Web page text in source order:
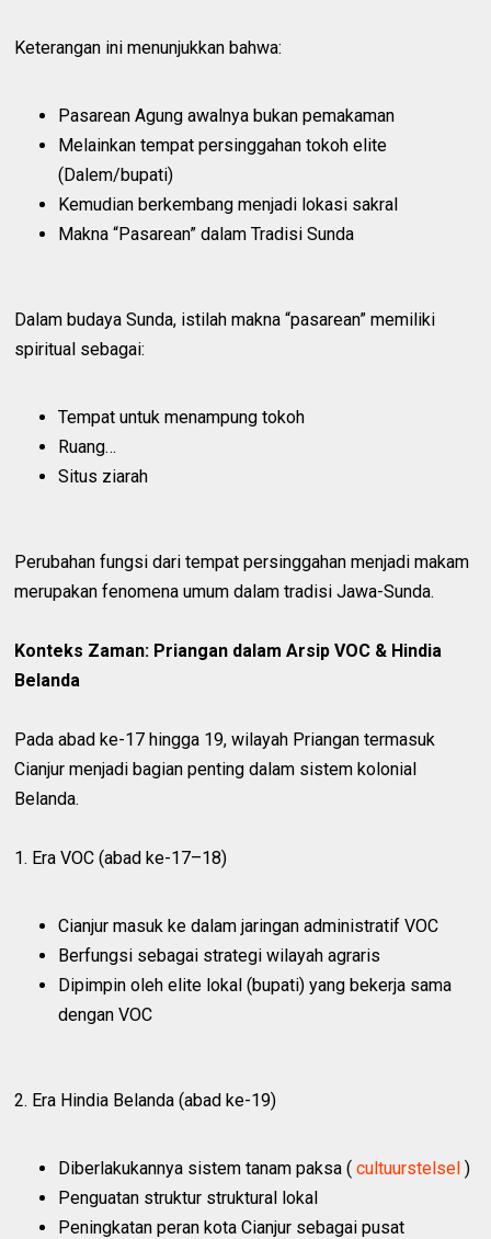
Keterangan ini menunjukkan bahwa:
Pasarean Agung awalnya bukan pemakaman
Melainkan tempat persinggahan tokoh elite
(Dalem/bupati)
Kemudian berkembang menjadi lokasi sakral
Makna “Pasarean” dalam Tradisi Sunda
Dalam budaya Sunda, istilah makna “pasarean” memiliki
spiritual sebagai:
Tempat untuk menampung tokoh
Ruang…
Situs ziarah
Perubahan fungsi dari tempat persinggahan menjadi makam
merupakan fenomena umum dalam tradisi Jawa-Sunda.
Konteks Zaman: Priangan dalam Arsip VOC & Hindia
Belanda
Pada abad ke-17 hingga 19, wilayah Priangan termasuk
Cianjur menjadi bagian penting dalam sistem kolonial
Belanda.
1. Era VOC (abad ke-17–18)
Cianjur masuk ke dalam jaringan administratif VOC
Berfungsi sebagai strategi wilayah agraris
Dipimpin oleh elite lokal (bupati) yang bekerja sama
dengan VOC
2. Era Hindia Belanda (abad ke-19)
Diberlakukannya sistem tanam paksa (cultuurstelsel )
Penguatan struktur struktural lokal
Peningkatan peran kota Cianjur sebagai pusat